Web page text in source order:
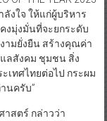
งใจ ให้แก่ผู้บริหาร
งมุ่งมั่นที่จะยกระดับ
ามยั่งยืน สร้างคุณค่า
ลสังคม ชุมชน สิ่ง
ทศไทยต่อไป กระผม
นครับ”
าสตร์ กล่าวว่า